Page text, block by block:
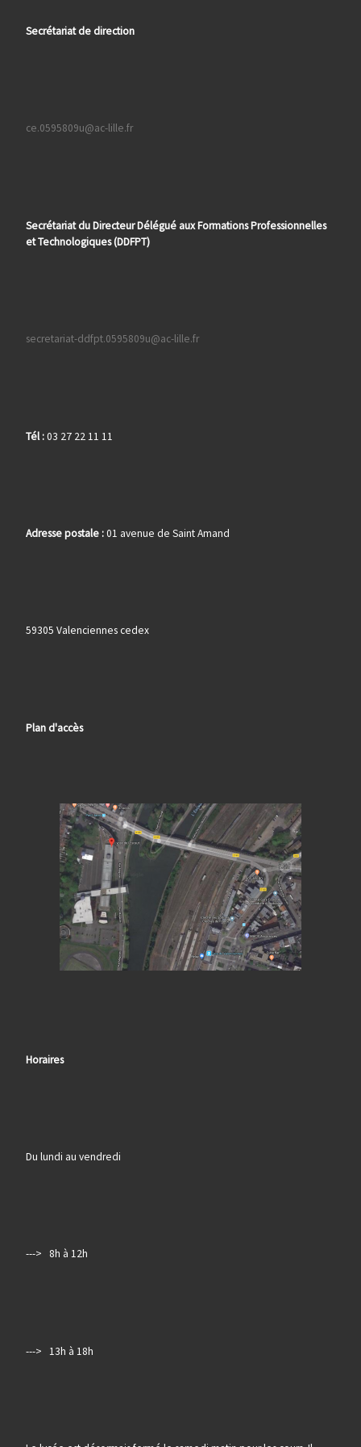
Secrétariat de direction
ce.0595809u@ac-lille.fr
Secrétariat du Directeur Délégué aux FormationsProfessionnelles
et Technologiques (DDFPT)
secretariat-ddfpt.0595809u@ac-lille.fr
Tél :03 27 22 11 11
Adresse postale :01 avenue de Saint Amand
59305 Valenciennes cedex
Plan d'accès
Horaires
Du lundi au vendredi
---> 8h à 12h
---> 13h à 18h